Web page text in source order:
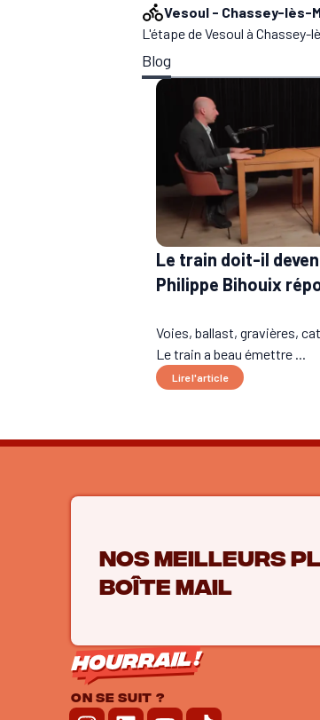
Vesoul - Chassey-lès-
L'étape de Vesoul à
Blog
Le train doit-il
Philippe Bihouix
Voies, ballast, gravières,
Le train a beau émettre ...
Lire l'article
Nos meilleurs
boîte mail
ON SE SUIT ?